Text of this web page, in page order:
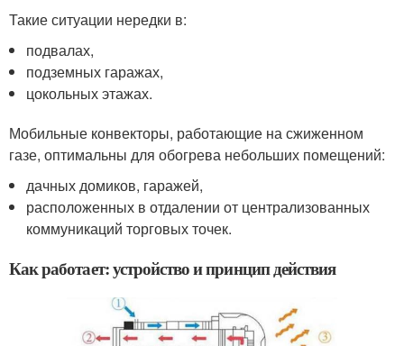
Такие ситуации нередки в:
подвалах,
подземных гаражах,
цокольных этажах.
Мобильные конвекторы, работающие на сжиженном
газе, оптимальны для обогрева небольших помещений:
дачных домиков, гаражей,
расположенных в отдалении от централизованных
коммуникаций торговых точек.
Как работает: устройство и принцип действия